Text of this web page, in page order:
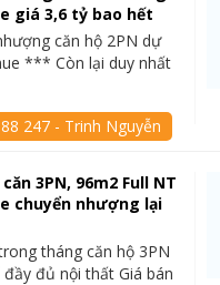
giá 3,6 tỷ bao hết
căn hộ 2PN dự
*** Còn lại duy nhất
247 - Trinh Nguyễn
3PN, 96m2 Full NT
chuyển nhượng lại
tháng căn hộ 3PN
đủ nội thất Giá bán